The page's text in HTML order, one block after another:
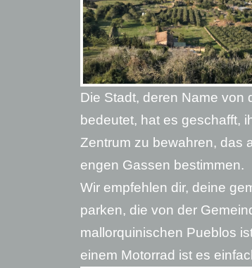
Die Stadt, deren Name von
bedeutet, hat es geschafft,
Zentrum zu bewahren, das
engen Gassen bestimmen.
Wir empfehlen dir, deine
parken, die von der
mallorquinischen Pueblos
einem Motorrad ist es